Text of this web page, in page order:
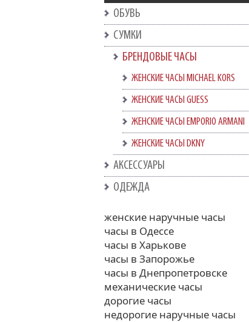
ОБУВЬ
СУМКИ
БРЕНДОВЫЕ ЧАСЫ
ЖЕНСКИЕ ЧАСЫ MICHAEL KORS
ЖЕНСКИЕ ЧАСЫ GUESS
ЖЕНСКИЕ ЧАСЫ EMPORIO ARMANI
ЖЕНСКИЕ ЧАСЫ DKNY
АКСЕССУАРЫ
ОДЕЖДА
женские наручные часы
часы в Одессе
часы в Харькове
часы в Запорожье
часы в Днепропетровске
механические часы
дорогие часы
недорогие наручные часы